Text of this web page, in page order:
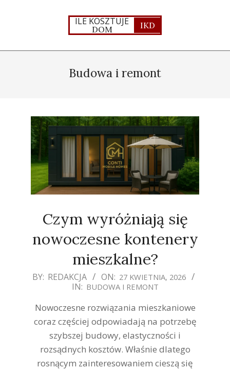
ILE KOSZTUJE
DOM IKD
Budowa i remont
Czym wyróżniają się
nowoczesne kontenery
mieszkalne?
2026-
27
BY: REDAKCJA ON: 27 KWIETNIA, 2026
IN: BUDOWA I REMONT
Nowoczesne rozwiązania mieszkaniowe
coraz częściej odpowiadają na potrzebę
szybszej budowy, elastyczności i
rozsądnych kosztów. Właśnie dlatego
rosnącym zainteresowaniem cieszą się